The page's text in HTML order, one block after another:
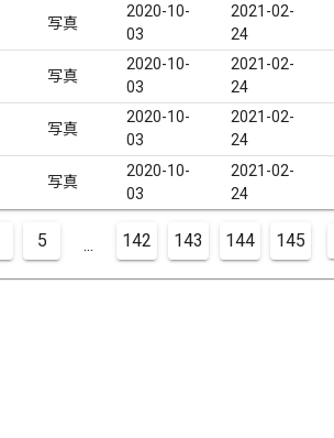
写真
2020-10-
03
2021-02-
24
写真
2020-10-
03
2021-02-
24
写真
2020-10-
03
2021-02-
24
写真
2020-10-
03
2021-02-
24
5 ... 142 143 144 145